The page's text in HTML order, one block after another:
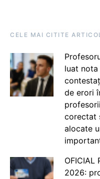
CELE MAI CITITE
luat
de erori
corectat
alocate
OFICIAL
2026: